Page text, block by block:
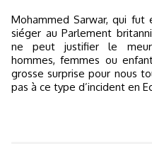
Mohammed Sarwar, qui fut
siéger au Parlement
ne peut justifier le
hommes, femmes ou
grosse surprise pour nous
pas à ce type d’incident en